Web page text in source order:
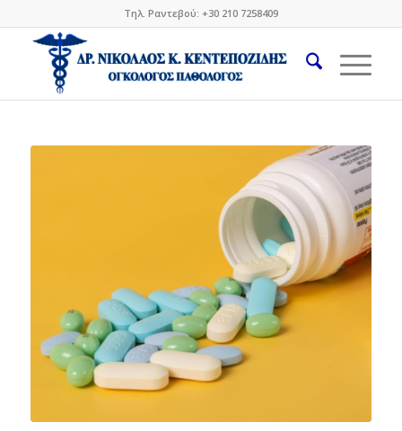
Τηλ. Ραντεβού: +30 210 7258409